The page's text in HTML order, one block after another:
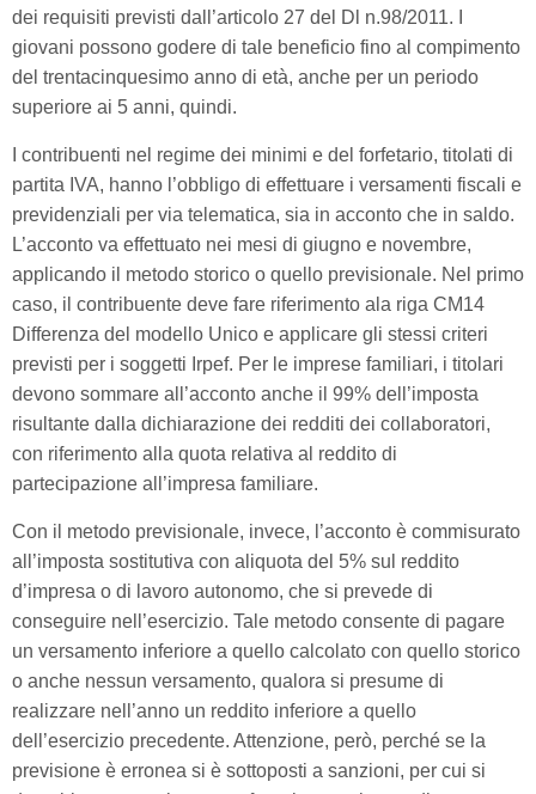
dei requisiti previsti dall’articolo 27 del Dl n.98/2011. I
giovani possono godere di tale beneficio fino al compimento
del trentacinquesimo anno di età, anche per un periodo
superiore ai 5 anni, quindi.
I contribuenti nel regime dei minimi e del forfetario, titolati di
partita IVA, hanno l’obbligo di effettuare i versamenti fiscali e
previdenziali per via telematica, sia in acconto che in saldo.
L’acconto va effettuato nei mesi di giugno e novembre,
applicando il metodo storico o quello previsionale. Nel primo
caso, il contribuente deve fare riferimento ala riga CM14
Differenza del modello Unico e applicare gli stessi criteri
previsti per i soggetti Irpef. Per le imprese familiari, i titolari
devono sommare all’acconto anche il 99% dell’imposta
risultante dalla dichiarazione dei redditi dei collaboratori,
con riferimento alla quota relativa al reddito di
partecipazione all’impresa familiare.
Con il metodo previsionale, invece, l’acconto è commisurato
all’imposta sostitutiva con aliquota del 5% sul reddito
d’impresa o di lavoro autonomo, che si prevede di
conseguire nell’esercizio. Tale metodo consente di pagare
un versamento inferiore a quello calcolato con quello storico
o anche nessun versamento, qualora si presume di
realizzare nell’anno un reddito inferiore a quello
dell’esercizio precedente. Attenzione, però, perché se la
previsione è erronea si è sottoposti a sanzioni, per cui si